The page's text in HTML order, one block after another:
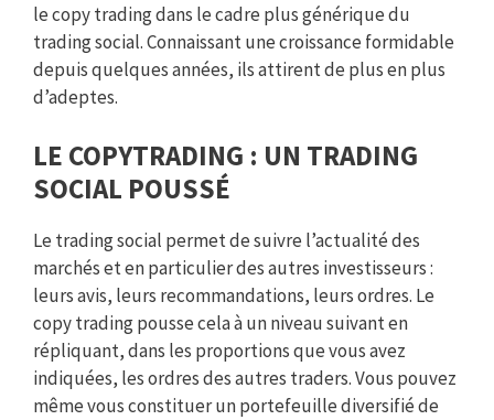
le copy trading dans le cadre plus générique du
trading social. Connaissant une croissance formidable
depuis quelques années, ils attirent de plus en plus
d’adeptes.
LE COPYTRADING : UN TRADING
SOCIAL POUSSÉ
Le trading social permet de suivre l’actualité des
marchés et en particulier des autres investisseurs :
leurs avis, leurs recommandations, leurs ordres. Le
copy trading pousse cela à un niveau suivant en
répliquant, dans les proportions que vous avez
indiquées, les ordres des autres traders. Vous pouvez
même vous constituer un portefeuille diversifié de